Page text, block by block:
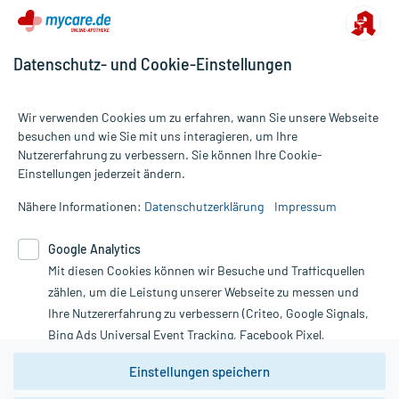
Alle Preise gelten inkl. MwSt., ggf. zzgl. Versandkosten
Informationen auf dieser Website werden ausschließlich für
die Untersuchung und Behandlung durch einen Arzt. Bitte
Therapien eingeleitet werden können. | Diese Webseite benutzt
Google Analytics. Lesen Sie bitte dazu die wichtigen Hinweise in
unserer Datenschutzerklärung. Für den Widerruf einer Bestellung
nutzen Sie das Formular:
Vertrag widerrufen
Datenschutz- und Cookie-Einstellungen
Wir verwenden Cookies um zu erfahren, wann Sie unsere Webseite
besuchen und wie Sie mit uns interagieren, um Ihre
Nutzererfahrung zu verbessern. Sie können Ihre Cookie-
Einstellungen jederzeit ändern.
Nähere Informationen: Datenschutzerklärung Impressum
Google Analytics
Mit diesen Cookies können wir Besuche und Trafficquellen
zählen, um die Leistung unserer Webseite zu messen und
Ihre Nutzererfahrung zu verbessern (Criteo, Google Signals,
Bing Ads Universal Event Tracking, Facebook Pixel,
Youtube-Social Plugin).
Wir weisen darauf hin, dass die
Einstellungen speichern